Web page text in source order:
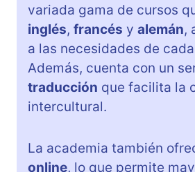
variada gama de cursos
inglés, francés y alemán,
a las necesidades de
Además, cuenta con un
traducción que facilita la
intercultural.
La academia también
online, lo que permite